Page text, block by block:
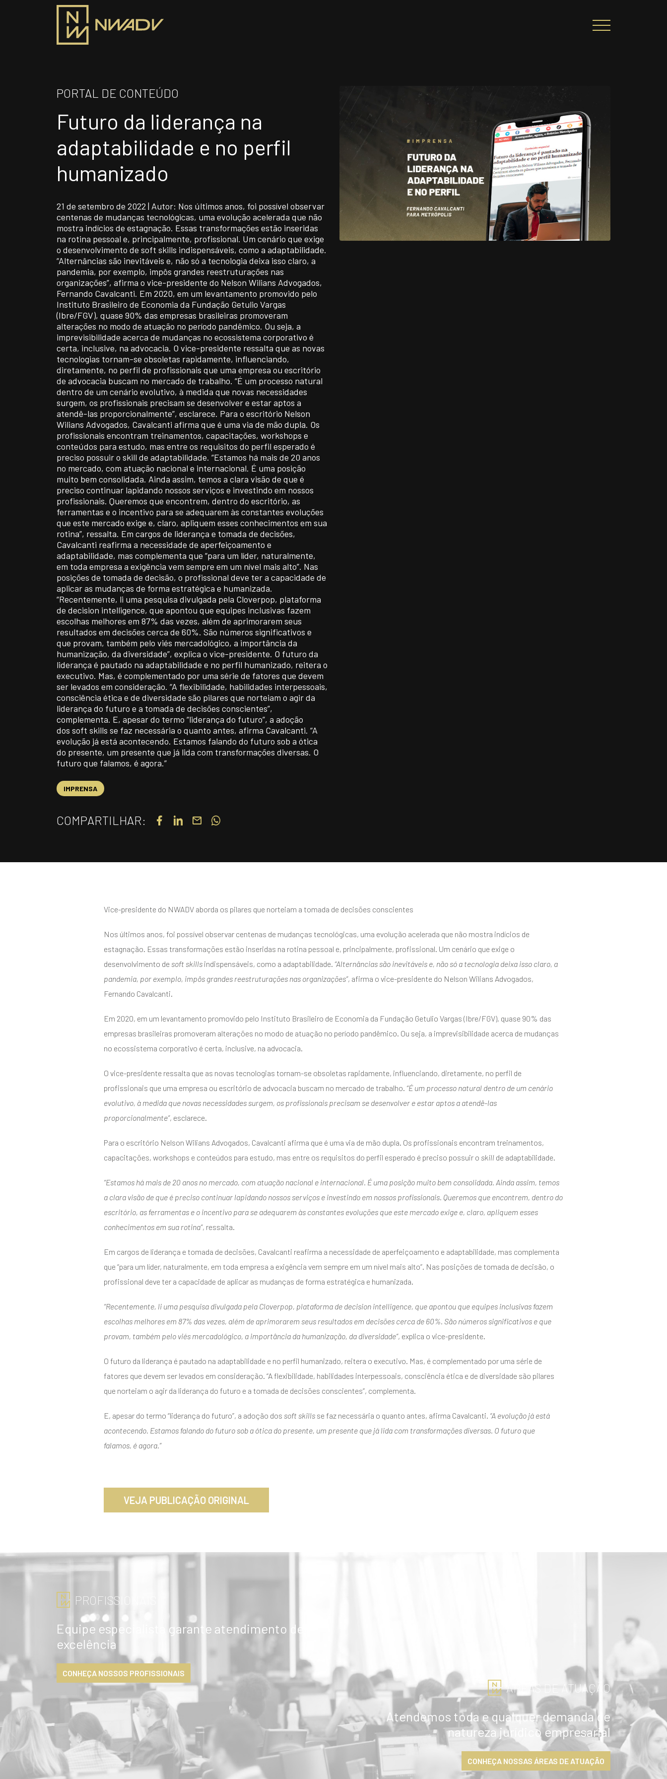
Somos a NWADV
Entregas e Soluções
Prêmios/Reconhecimentos
ÁREAS DE ATUAÇÃO
INSTITUTO NELSON WILIANS
UNIDADES
OPORTUNIDADES/CARREIRA
PRIVACIDADE
CONTATO
| A Alto contraste
PORTAL DE CONTEÚDO
Futuro da liderança na
adaptabilidade e no perfil
humanizado
21 de setembro de 2022 | Autor: Nos últimos anos, foi possível observar
centenas de mudanças tecnológicas, uma evolução acelerada que não
mostra indícios de estagnação. Essas transformações estão inseridas
na rotina pessoal e, principalmente, profissional. Um cenário que exige
o desenvolvimento de soft skills indispensáveis, como a adaptabilidade.
“Alternâncias são inevitáveis e, não só a tecnologia deixa isso claro, a
pandemia, por exemplo, impôs grandes reestruturações nas
organizações”, afirma o vice-presidente do Nelson Wilians Advogados,
Fernando Cavalcanti. Em 2020, em um levantamento promovido pelo
Instituto Brasileiro de Economia da Fundação Getulio Vargas
(Ibre/FGV), quase 90% das empresas brasileiras promoveram
alterações no modo de atuação no período pandêmico. Ou seja, a
imprevisibilidade acerca de mudanças no ecossistema corporativo é
certa, inclusive, na advocacia. O vice-presidente ressalta que as novas
tecnologias tornam-se obsoletas rapidamente, influenciando,
diretamente, no perfil de profissionais que uma empresa ou escritório
de advocacia buscam no mercado de trabalho. “É um processo natural
dentro de um cenário evolutivo, à medida que novas necessidades
surgem, os profissionais precisam se desenvolver e estar aptos a
atendê-las proporcionalmente”, esclarece. Para o escritório Nelson
Wilians Advogados, Cavalcanti afirma que é uma via de mão dupla. Os
profissionais encontram treinamentos, capacitações, workshops e
conteúdos para estudo, mas entre os requisitos do perfil esperado é
preciso possuir o skill de adaptabilidade. “Estamos há mais de 20 anos
no mercado, com atuação nacional e internacional. É uma posição
muito bem consolidada. Ainda assim, temos a clara visão de que é
preciso continuar lapidando nossos serviços e investindo em nossos
profissionais. Queremos que encontrem, dentro do escritório, as
ferramentas e o incentivo para se adequarem às constantes evoluções
que este mercado exige e, claro, apliquem esses conhecimentos em sua
rotina”, ressalta. Em cargos de liderança e tomada de decisões,
Cavalcanti reafirma a necessidade de aperfeiçoamento e
adaptabilidade, mas complementa que “para um líder, naturalmente,
em toda empresa a exigência vem sempre em um nível mais alto”. Nas
posições de tomada de decisão, o profissional deve ter a capacidade de
aplicar as mudanças de forma estratégica e humanizada.
“Recentemente, li uma pesquisa divulgada pela Cloverpop, plataforma
de decision intelligence, que apontou que equipes inclusivas fazem
escolhas melhores em 87% das vezes, além de aprimorarem seus
resultados em decisões cerca de 60%. São números significativos e
que provam, também pelo viés mercadológico, a importância da
humanização, da diversidade”, explica o vice-presidente. O futuro da
liderança é pautado na adaptabilidade e no perfil humanizado, reitera o
executivo. Mas, é complementado por uma série de fatores que devem
ser levados em consideração. “A flexibilidade, habilidades interpessoais,
consciência ética e de diversidade são pilares que norteiam o agir da
liderança do futuro e a tomada de decisões conscientes”,
complementa. E, apesar do termo “liderança do futuro”, a adoção
dos soft skills se faz necessária o quanto antes, afirma Cavalcanti. “A
evolução já está acontecendo. Estamos falando do futuro sob a ótica
do presente, um presente que já lida com transformações diversas. O
futuro que falamos, é agora.”
IMPRENSA
COMPARTILHAR:
Vice-presidente do NWADV aborda os pilares que norteiam a tomada de decisões conscientes
Nos últimos anos, foi possível observar centenas de mudanças tecnológicas, uma evolução acelerada que não mostra indícios de
estagnação. Essas transformações estão inseridas na rotina pessoal e, principalmente, profissional. Um cenário que exige o
desenvolvimento de soft skills indispensáveis, como a adaptabilidade. “Alternâncias são inevitáveis e, não só a tecnologia deixa isso claro, a
pandemia, por exemplo, impôs grandes reestruturações nas organizações”, afirma o vice-presidente do Nelson Wilians Advogados,
Fernando Cavalcanti.
Em 2020, em um levantamento promovido pelo Instituto Brasileiro de Economia da Fundação Getulio Vargas (Ibre/FGV), quase 90% das
empresas brasileiras promoveram alterações no modo de atuação no período pandêmico. Ou seja, a imprevisibilidade acerca de mudanças
no ecossistema corporativo é certa, inclusive, na advocacia.
O vice-presidente ressalta que as novas tecnologias tornam-se obsoletas rapidamente, influenciando, diretamente, no perfil de
profissionais que uma empresa ou escritório de advocacia buscam no mercado de trabalho. “É um processo natural dentro de um cenário
evolutivo, à medida que novas necessidades surgem, os profissionais precisam se desenvolver e estar aptos a atendê-las
proporcionalmente”, esclarece.
Para o escritório Nelson Wilians Advogados, Cavalcanti afirma que é uma via de mão dupla. Os profissionais encontram treinamentos,
capacitações, workshops e conteúdos para estudo, mas entre os requisitos do perfil esperado é preciso possuir o skill de adaptabilidade.
“Estamos há mais de 20 anos no mercado, com atuação nacional e internacional. É uma posição muito bem consolidada. Ainda assim, temos
a clara visão de que é preciso continuar lapidando nossos serviços e investindo em nossos profissionais. Queremos que encontrem, dentro do
escritório, as ferramentas e o incentivo para se adequarem às constantes evoluções que este mercado exige e, claro, apliquem esses
conhecimentos em sua rotina”, ressalta.
Em cargos de liderança e tomada de decisões, Cavalcanti reafirma a necessidade de aperfeiçoamento e adaptabilidade, mas complementa
que “para um líder, naturalmente, em toda empresa a exigência vem sempre em um nível mais alto”. Nas posições de tomada de decisão, o
profissional deve ter a capacidade de aplicar as mudanças de forma estratégica e humanizada.
“Recentemente, li uma pesquisa divulgada pela Cloverpop, plataforma de decision intelligence, que apontou que equipes inclusivas fazem
escolhas melhores em 87% das vezes, além de aprimorarem seus resultados em decisões cerca de 60%. São números significativos e que
provam, também pelo viés mercadológico, a importância da humanização, da diversidade”, explica o vice-presidente.
O futuro da liderança é pautado na adaptabilidade e no perfil humanizado, reitera o executivo. Mas, é complementado por uma série de
fatores que devem ser levados em consideração. “A flexibilidade, habilidades interpessoais, consciência ética e de diversidade são pilares
que norteiam o agir da liderança do futuro e a tomada de decisões conscientes”, complementa.
E, apesar do termo “liderança do futuro”, a adoção dos soft skills se faz necessária o quanto antes, afirma Cavalcanti. “A evolução já está
acontecendo. Estamos falando do futuro sob a ótica do presente, um presente que já lida com transformações diversas. O futuro que
falamos, é agora.”
VEJA PUBLICAÇÃO ORIGINAL
PROFISSIONAIS
Equipe especialista garante atendimento de
excelência
CONHEÇA NOSSOS PROFISSIONAIS
ÁREAS DE ATUAÇÃO
Atendemos toda e qualquer demanda de
natureza jurídico empresarial
CONHEÇA NOSSAS ÁREAS DE ATUAÇÃO
ENVIAR